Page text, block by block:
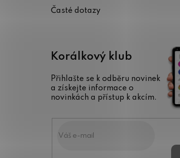
Časté dotazy
Korálkový klub
Přihlašte se k odběru novinek
a získejte informace o
novinkách a přístup k akcím.